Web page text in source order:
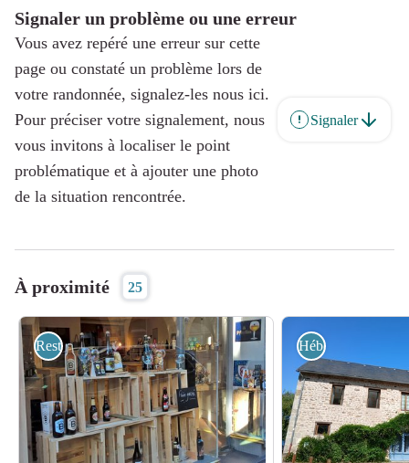
Signaler un problème ou une erreur
Vous avez repéré une erreur sur cette
page ou constaté un problème lors de
votre randonnée, signalez-les nous ici.
Pour préciser votre signalement, nous
vous invitons à localiser le point
problématique et à ajouter une photo
de la situation rencontrée.
Signaler
À proximité 25
Restauration Hébergement